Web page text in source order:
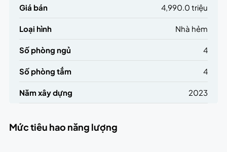
Giá bán 4,990.0 triệu
Loại hình Nhà hẻm
Số phòng ngủ 4
Số phòng tắm 4
Năm xây dựng 2023
Mức tiêu hao năng lượng